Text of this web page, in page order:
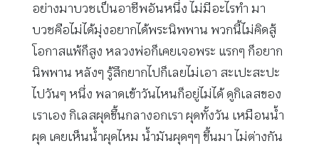
อย่างมาบวชเป็นอาชีพอันหนึ่ง ไม่มีอะไรทำ มา
บวชคือไม่ได้มุ่งอยากได้พระนิพพาน พวกนี้ไม่คิดสู้
โอกาสแพ้ก็สูง หลวงพ่อก็เคยเจอพระ แรกๆ ก็อยาก
นิพพาน หลังๆ รู้สึกยากไปก็เลยไม่เอา สะเปะสะปะ
ไปวันๆ หนึ่ง พลาดเข้าวันไหนก็อยู่ไม่ได้ ดูกิเลสของ
เราเอง กิเลสผุดขึ้นกลางอกเรา ผุดทั้งวัน เหมือนน้ำ
ผุด เคยเห็นน้ำผุดไหม น้ำมันผุดๆๆ ขึ้นมา ไม่ต่างกัน